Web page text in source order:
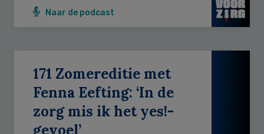
Naar de podcast
171 Zomereditie met
Fenna Eefting: ‘In de
zorg mis ik het yes!-
gevoel’